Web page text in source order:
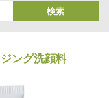
検索
ング洗顔料